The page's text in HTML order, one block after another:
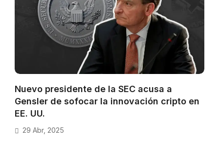
Nuevo presidente de la SEC acusa a
Gensler de sofocar la innovación cripto en
EE. UU.
29 Abr, 2025